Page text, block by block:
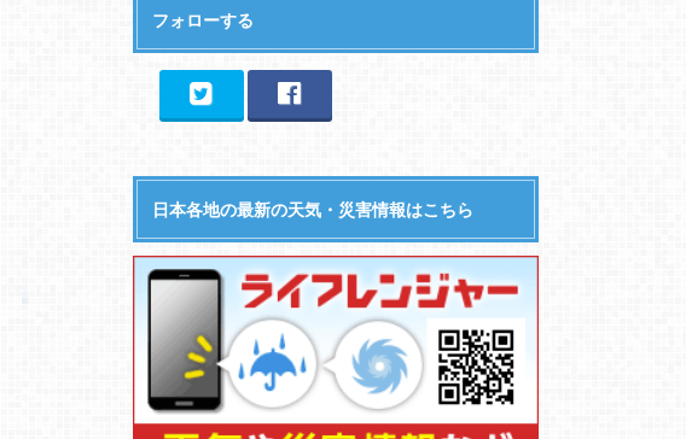
フォローする
日本各地の最新の天気・災害情報はこちら